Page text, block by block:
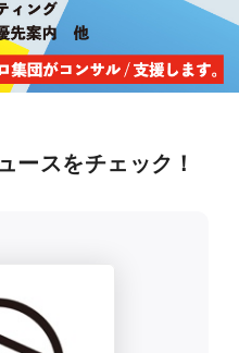
ースをチェック！